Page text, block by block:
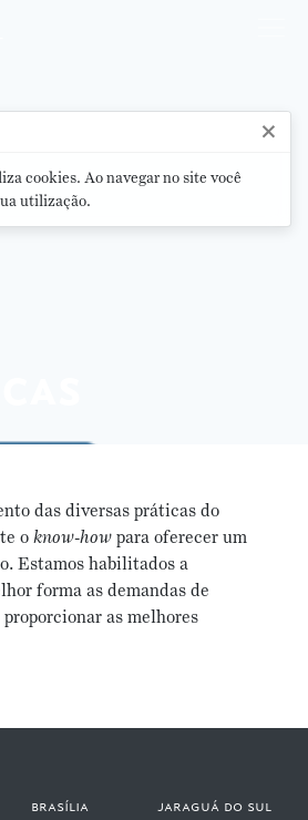
das diversas práticas do
o know-how para oferecer um
Estamos habilitados a
forma as demandas de
as melhores
brasília jaraguá do sul
×
cookies. Ao navegar no site você
utilização.